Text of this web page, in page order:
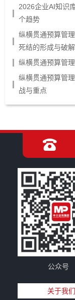
2026企业AI知识
个趋势
纵横贯通预算管
死结的形成与破解
纵横贯通预算管
纵横贯通预算管
战与重点
公众号
关于我们